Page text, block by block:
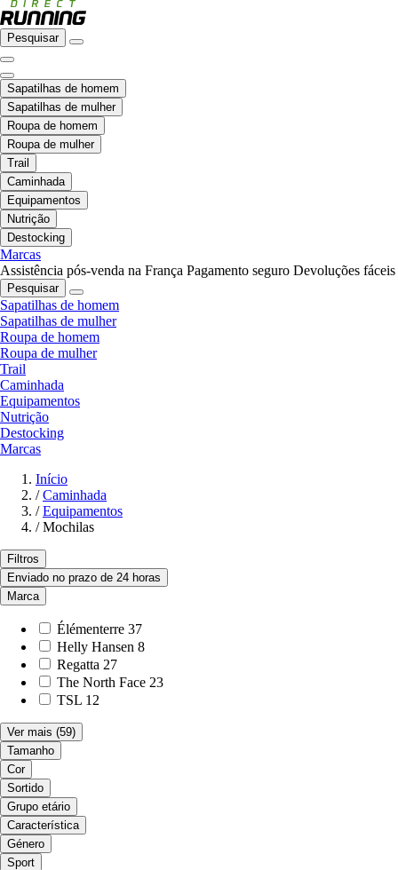
Pesquisar
Sapatilhas de homem
Sapatilhas de mulher
Roupa de homem
Roupa de mulher
Trail
Caminhada
Equipamentos
Nutrição
Destocking
Marcas
Assistência pós-venda na França Pagamento seguro Devoluções fáceis
Pesquisar
Sapatilhas de homem
Sapatilhas de mulher
Roupa de homem
Roupa de mulher
Trail
Caminhada
Equipamentos
Nutrição
Destocking
Marcas
Início
/ Caminhada
/ Equipamentos
/ Mochilas
Filtros
Enviado no prazo de 24 horas
Marca
Élémenterre 37
Helly Hansen 8
Regatta 27
The North Face 23
TSL 12
Ver mais (59)
Tamanho
Cor
Sortido
Grupo etário
Característica
Género
Sport